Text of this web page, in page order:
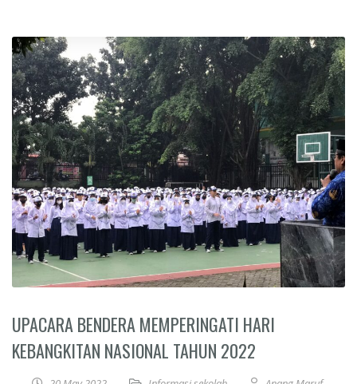
UPACARA BENDERA MEMPERINGATI HARI
KEBANGKITAN NASIONAL TAHUN 2022